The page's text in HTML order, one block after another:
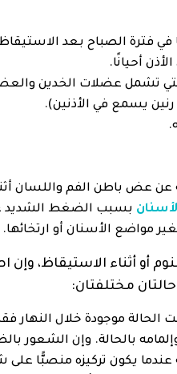
في فترة الصباح بعد
أحيانًا.
تشمل عضلات الخدين
يسمع في الأذنين).
عن عض باطن الفم واللسان
بسبب الضغط الشديد
مواضع الأسنان أو ارتخائها.
أو أثناء الاستيقاظ،
مختلفتان:
الحالة موجودة خلال
بالحالة. وإن الشعور
يكون تركيزه منصبًّا على